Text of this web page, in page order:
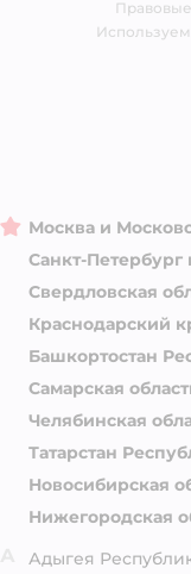
Москва и
Санкт-Петербург
Свердловская
Краснодарский
Башкортостан
Самарская
Челябинская
Татарстан
Новосибирская
Нижегородская
Адыгея